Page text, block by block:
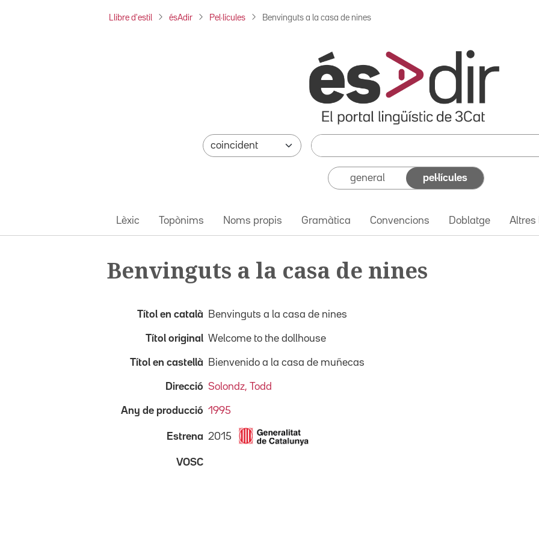
Llibre d'estil ésAdir Pel·lícules Benvinguts a la casa de nines
general pel·lícules
Lèxic Topònims Noms propis Gramàtica Convencions Doblatge Altres
Benvinguts a la casa de nines
Títol en català Benvinguts a la casa de nines
Títol original Welcome to the dollhouse
Títol en castellà Bienvenido a la casa de muñecas
Direcció Solondz, Todd
Any de producció 1995
Estrena 2015
VOSC